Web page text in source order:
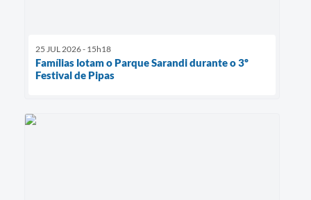
25 JUL 2026 - 15h18
Famílias lotam o Parque Sarandi durante o 3º
Festival de Pipas